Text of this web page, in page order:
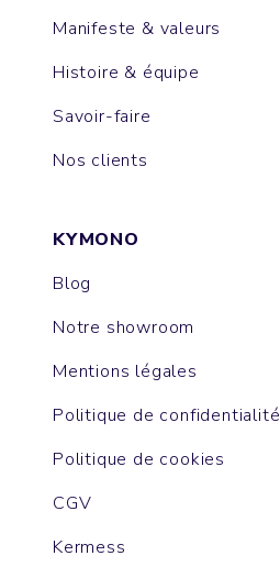
Manifeste & valeurs
Histoire & équipe
Savoir-faire
Nos clients
KYMONO
Blog
Notre showroom
Mentions légales
Politique de confidentialité
Politique de cookies
CGV
Kermess